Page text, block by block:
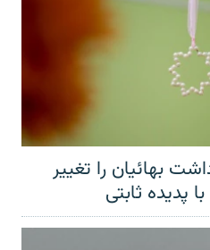
بهائیان را تغییر
پدیده ثابتی